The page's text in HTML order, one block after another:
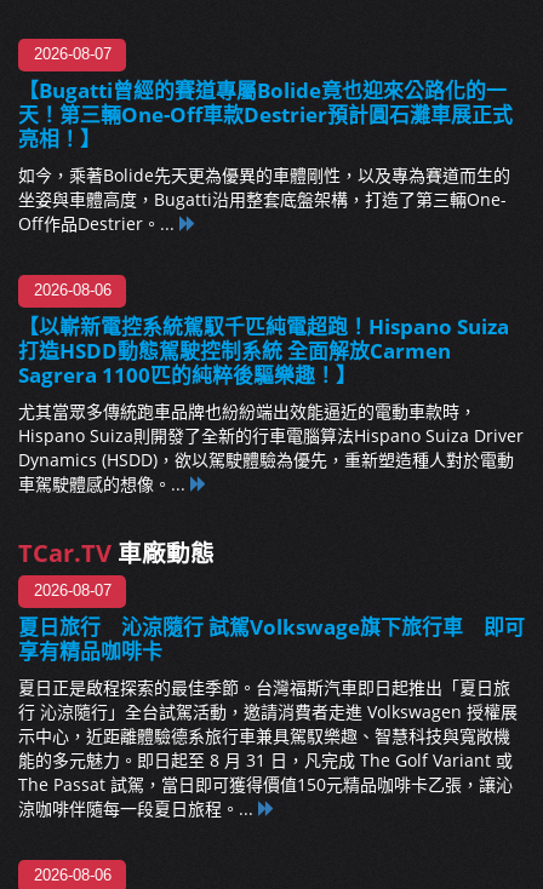
2026-08-07
【Bugatti曾經的賽道專屬Bolide竟也迎來公路化的一
天！第三輛One-Off車款Destrier預計圓石灘車展正式
亮相！】
如今，乘著Bolide先天更為優異的車體剛性，以及專為賽道而生的
坐姿與車體高度，Bugatti沿用整套底盤架構，打造了第三輛One-
Off作品Destrier。...
2026-08-06
【以嶄新電控系統駕馭千匹純電超跑！Hispano Suiza
打造HSDD動態駕駛控制系統 全面解放Carmen
Sagrera 1100匹的純粹後驅樂趣！】
尤其當眾多傳統跑車品牌也紛紛端出效能逼近的電動車款時，
Hispano Suiza則開發了全新的行車電腦算法Hispano Suiza Driver
Dynamics (HSDD)，欲以駕駛體驗為優先，重新塑造種人對於電動
車駕駛體感的想像。...
TCar.TV 車廠動態
2026-08-07
夏日旅行 沁涼隨行 試駕Volkswage旗下旅行車 即可
享有精品咖啡卡
夏日正是啟程探索的最佳季節。台灣福斯汽車即日起推出「夏日旅
行 沁涼隨行」全台試駕活動，邀請消費者走進 Volkswagen 授權展
示中心，近距離體驗德系旅行車兼具駕馭樂趣、智慧科技與寬敞機
能的多元魅力。即日起至 8 月 31 日，凡完成 The Golf Variant 或
The Passat 試駕，當日即可獲得價值150元精品咖啡卡乙張，讓沁
涼咖啡伴隨每一段夏日旅程。...
2026-08-06